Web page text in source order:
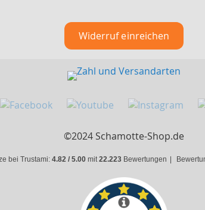
Widerruf einreichen
©2024 Schamotte-Shop.de
bei Trustami: 4.82 / 5.00mit22.223 Bewertungen